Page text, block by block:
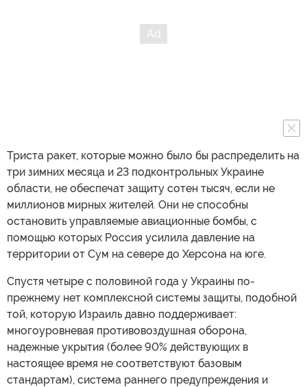
Триста ракет, которые можно было бы распределить на
три зимних месяца и 23 подконтрольных Украине
области, не обеспечат защиту сотен тысяч, если не
миллионов мирных жителей. Они не способны
остановить управляемые авиационные бомбы, с
помощью которых Россия усилила давление на
территории от Сум на севере до Херсона на юге.
Спустя четыре с половиной года у Украины по-
прежнему нет комплексной системы защиты, подобной
той, которую Израиль давно поддерживает:
многоуровневая противовоздушная оборона,
надежные укрытия (более 90% действующих в
настоящее время не соответствуют базовым
стандартам), система раннего предупреждения и